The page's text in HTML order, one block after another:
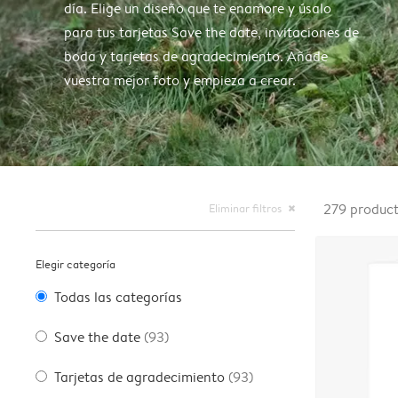
día. Elige un diseño que te enamore y úsalo
para tus tarjetas Save the date, invitaciones de
boda y tarjetas de agradecimiento. Añade
vuestra mejor foto y empieza a crear.
Eliminar filtros close
Elegir categoría
Todas las categorías
Save the date (93)
Tarjetas de agradecimiento (93)
279